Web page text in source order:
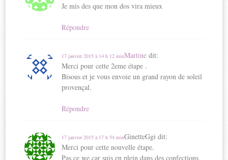
Je mis des que mon dos vira mieux
Répondre
Martine dit:
17 janvier 2015 à 14 h 12 min
Merci pour cette 2eme étape .
Bisous et je vous envoie un grand rayon de soleil
provençal.
Répondre
GinetteGgi dit:
17 janvier 2015 à 17 h 54 min
Merci pour cette nouvelle étape.
Pas ce we car suis en plein dans des confections